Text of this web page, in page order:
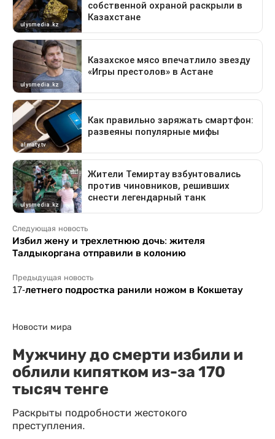
Следующая новость
Избил жену и трехлетнюю дочь: жителя
Талдыкоргана отправили в колонию
Предыдущая новость
17-летнего подростка ранили ножом в Кокшетау
Новости мира
Мужчину до смерти избили и
облили кипятком из-за 170
тысяч тенге
Раскрыты подробности жестокого
преступления.